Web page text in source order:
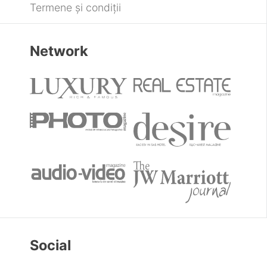
Termene și condiții
Network
Social